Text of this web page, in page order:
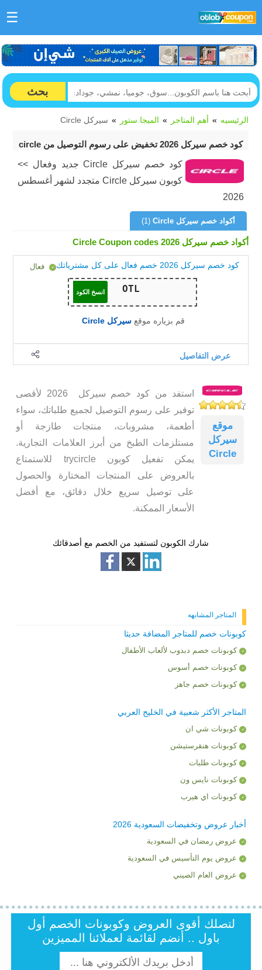
☰
بحث
الرئيسيه أهم المتاجر الميجا ستور سيركل Circle
كود خصم سيركل 2026 تخفيض على رسوم التوصيل من circle
كود خصم سيركل Circle جديد وفعال >>
كوبون سيركل Circle متجدد لشهر أغسطس
2026
أكواد خصم سيركل Circle (1)
أكواد خصم سيركل Circle Coupon codes 2026
كود خصم سيركل 2026 خصم فعال على كل مشترياتك فعال
انسخ الكود
قم بزياره موقع سيركل Circle
عرض التفاصيل
موقع
سيركل
Circle
استفد من كود خصم سيركل 2026 لأقصى
توفير على رسوم التوصيل لجميع طلباتك، سواء
أطعمة، مشروبات، منتجات طازجة أو
مستلزمات الطبخ من أبرز العلامات التجارية.
يمكن تفعيل كوبون trycircle للاستمتاع
بالعروض على المنتجات المختارة والحصول
على توصيل سريع خلال دقائق، مع أفضل
الأسعار الممكنة.
شارك الكوبون لتستفيد من الخصم مع أصدقائك
المتاجر المشابهه
كوبونات خصم للمتاجر المضافة حديثا
كوبونات خصم دبدوب لألعاب الأطفال
كوبونات خصم أسوس
كوبونات خصم جاهز
المتاجر الأكثر شعبية في الخليج العربي
كوبونات شي ان
كوبونات هنقرستيشن
كوبونات طلبات
كوبونات نايس ون
كوبونات اي هيرب
أخبار عروض وتخفيضات السعودية 2026
عروض رمضان في السعودية
عروض يوم التأسيس في السعودية
عروض العام الصيني
لتصلك أقوى العروض وكوبونات الخصم أول
باول .. أنضم لقائمة لعملائنا المميزين